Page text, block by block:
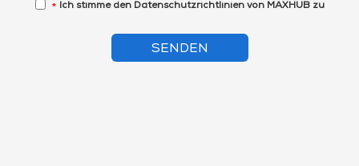
* Ich stimme den Datenschutzrichtlinien von MAXHUB zu
SENDEN